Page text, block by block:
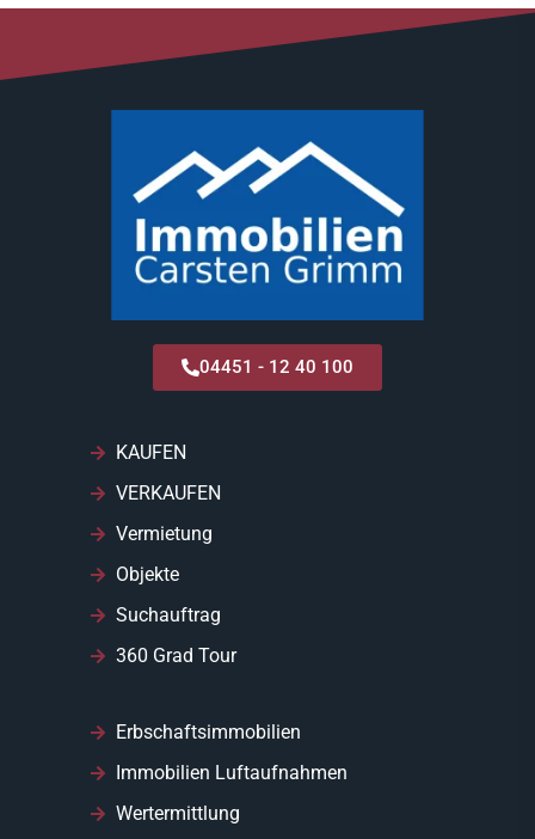
04451 - 12 40 100
KAUFEN
VERKAUFEN
Vermietung
Objekte
Suchauftrag
360 Grad Tour
Erbschaftsimmobilien
Immobilien Luftaufnahmen
Wertermittlung